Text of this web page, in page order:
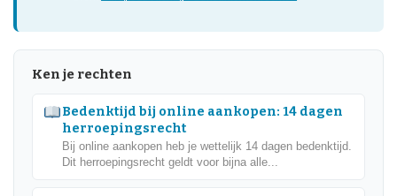
Ken je rechten
Bedenktijd bij online aankopen: 14 dagen
herroepingsrecht
Bij online aankopen heb je wettelijk 14 dagen bedenktijd.
Dit herroepingsrecht geldt voor bijna alle...